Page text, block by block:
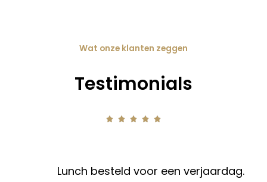
Wat onze klanten zeggen
Testimonials
    
Lunch besteld voor een verjaardag.